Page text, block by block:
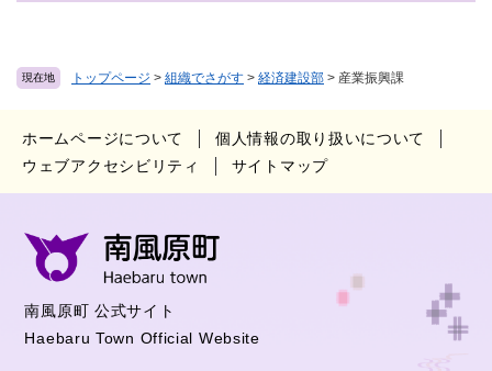
現在地 トップページ > 組織でさがす > 経済建設部 > 産業振興課
ホームページについて
個人情報の取り扱いについて
ウェブアクセシビリティ
サイトマップ
南風原町 公式サイト
Haebaru Town Official Website